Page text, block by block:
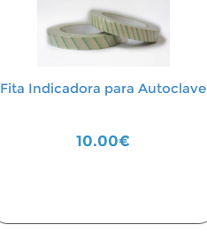
Fita Indicadora para Autoclave
10.00€